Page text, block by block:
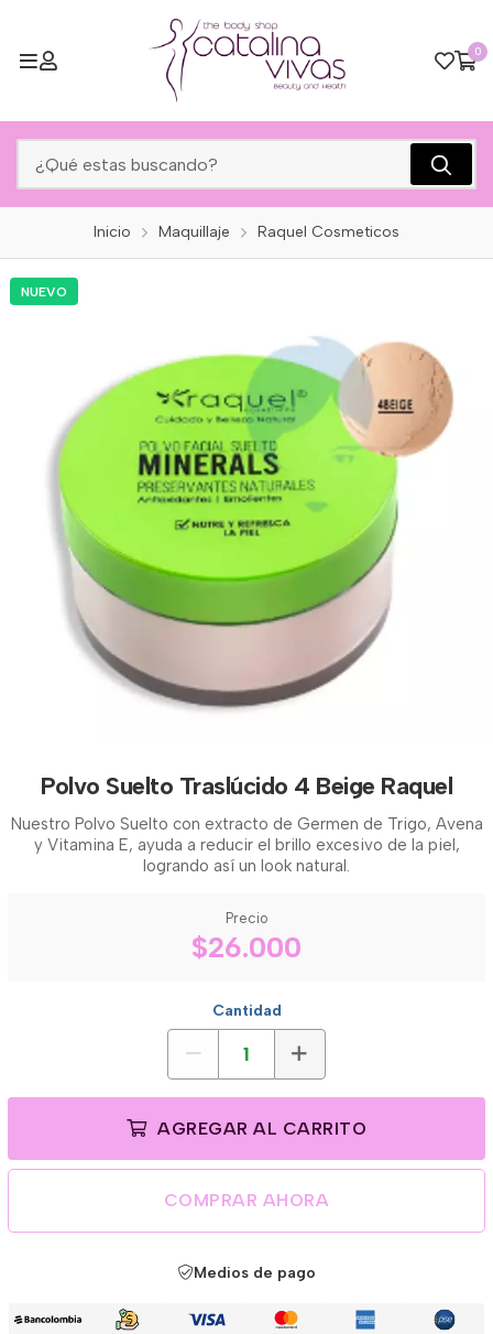
0
Inicio Maquillaje Raquel Cosmeticos
NUEVO
Polvo Suelto Traslúcido 4 Beige Raquel
Nuestro Polvo Suelto con extracto de Germen de Trigo, Avena
y Vitamina E, ayuda a reducir el brillo excesivo de la piel,
logrando así un look natural.
Precio
$26.000
Cantidad
AGREGAR AL CARRITO
COMPRAR AHORA
Medios de pago